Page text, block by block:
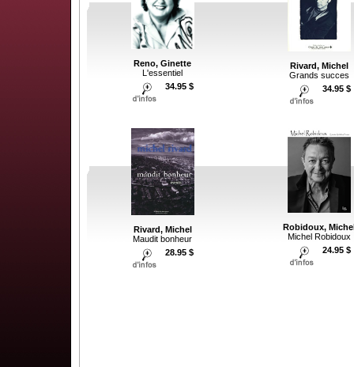
Reno, Ginette
L'essentiel
34.95 $
Rivard, Michel
Grands succes
34.95 $
Rivard, Michel
Maudit bonheur
28.95 $
Robidoux,
Michel Robidoux
24.95 $